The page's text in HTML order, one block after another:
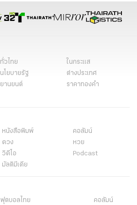
ทั่วไทย
ในกระแส
นโยบายรัฐ
ต่างประเทศ
ยานยนต์
ราคาทองคำ
หนังสือพิมพ์
คอลัมน์
ดวง
หวย
วิดีโอ
Podcast
มัลติมีเดีย
ฟุตบอลไทย
คอลัมน์